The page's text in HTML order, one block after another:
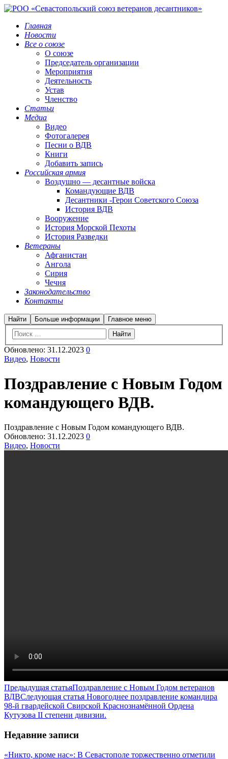
Главная
Новости
Все о союзе
О союзе
Председатель организации
Мероприятия
Деятельность
Устав
Членство
Статьи
Медиа
Видео
Фотогалерея
Песни о ВДВ
Книги
Добавить запись
Российская армия
Воздушно — десантные войска
Командующие ВДВ
Десантники -Герои Советского Союза
История ВДВ
Вооружение
История Морской Пехоты
История Разведки
Ветераны
Афганистан
Ангола
Сирия
Чечня
Законодательство
Контакты
Найти Больше информации Главное меню
Обновлено: 31.12.2023 0
Видео, Новости
Поздравление с Новым Годом
командующего ВДВ.
Поздравление с Новым Годом командующего ВДВ.
Обновлено: 31.12.2023 0
Видео, Новости
Предыдущая статьяПоздравление с Новым Годом ветеранов
ВДВСледующая статья Новогоднее поздравление командира
98-й гвардейской Свирской Краснознамённой Ордена
Кутузова II степени дивизии.
Недавние записи
«Никто, кроме нас»: В Севастополе торжественно отметили